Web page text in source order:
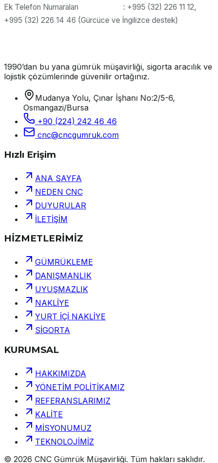
Ek Telefon Numaraları : +995 (32) 226 11 12,
+995 (32) 226 14 46 (Gürcüce ve İngilizce destek)
1990’dan bu yana gümrük müşavirliği, sigorta aracılık ve
lojistik çözümlerinde güvenilir ortağınız.
Mudanya Yolu, Çınar İşhanı No:2/5-6,
Osmangazi/Bursa
+90 (224) 242 46 46
cnc@cncgumruk.com
Hızlı Erişim
ANA SAYFA
NEDEN CNC
DUYURULAR
İLETİŞİM
HİZMETLERİMİZ
GÜMRÜKLEME
DANIŞMANLIK
UYUŞMAZLIK
NAKLİYE
YURT İÇİ NAKLİYE
SİGORTA
KURUMSAL
HAKKIMIZDA
YÖNETİM POLİTİKAMIZ
REFERANSLARIMIZ
KALİTE
MİSYONUMUZ
TEKNOLOJİMİZ
© 2026 CNC Gümrük Müşavirliği. Tüm hakları saklıdır.